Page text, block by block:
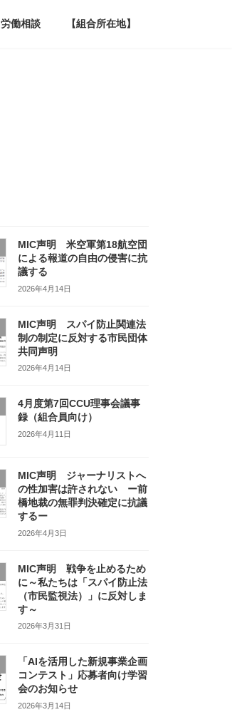
労働相談 【組合所在地】
MIC声明 米空軍第18航空団
による報道の自由の侵害に抗
議する
2026年4月14日
MIC声明 スパイ防止関連法
制の制定に反対する市民団体
共同声明
2026年4月14日
4月度第7回CCU理事会議事
録（組合員向け）
2026年4月11日
MIC声明 ジャーナリストへ
の性加害は許されない ー前
橋地裁の無罪判決確定に抗議
するー
2026年4月3日
MIC声明 戦争を止めるため
に～私たちは「スパイ防止法
（市民監視法）」に反対しま
す～
2026年3月31日
「AIを活用した新規事業企画
コンテスト」応募者向け学習
会のお知らせ
2026年3月14日